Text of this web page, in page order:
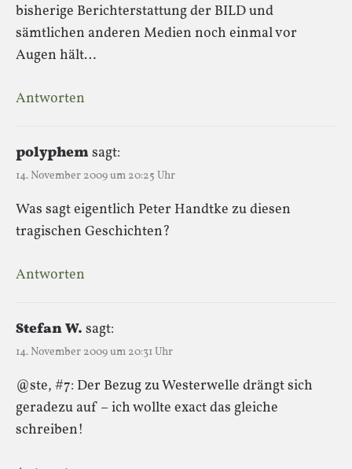
bisherige Berichterstattung der BILD und
sämtlichen anderen Medien noch einmal vor
Augen hält…
Antworten
polyphemsagt:
14. November 2009 um 20:25 Uhr
Was sagt eigentlich Peter Handtke zu diesen
tragischen Geschichten?
Antworten
Stefan W. sagt:
14. November 2009 um 20:31 Uhr
@ste, #7: Der Bezug zu Westerwelle drängt sich
geradezu auf – ich wollte exact das gleiche
schreiben!